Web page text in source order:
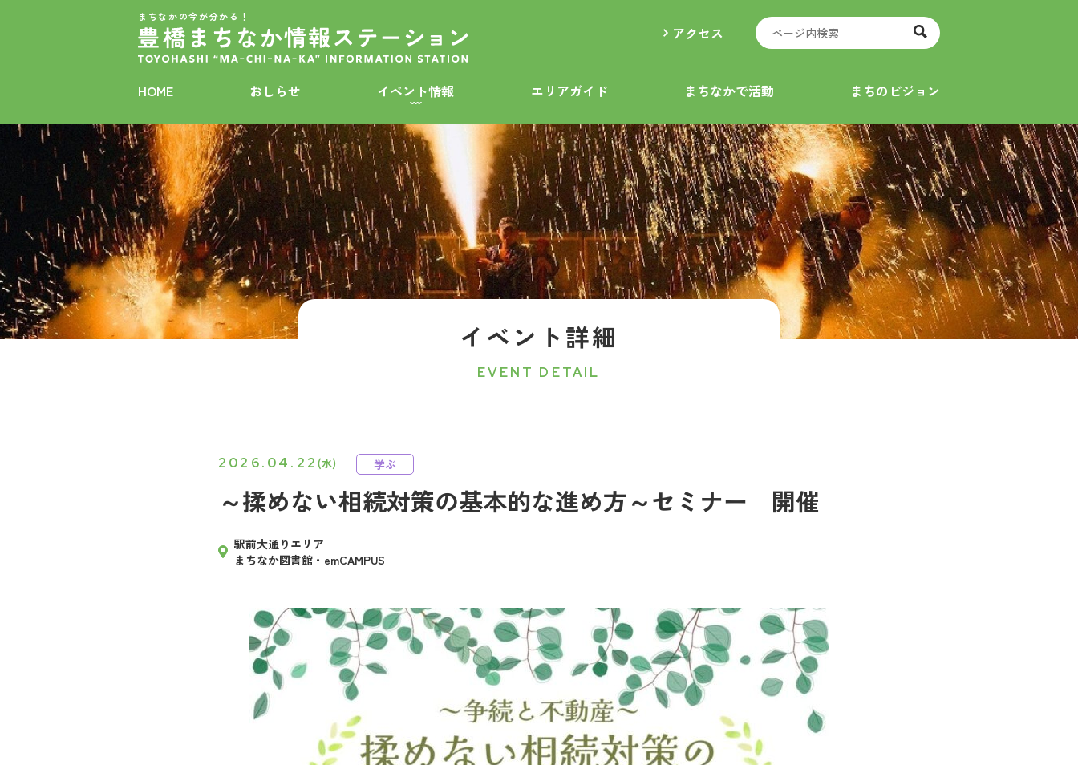
まちなかの今が分かる！
アクセス
HOME おしらせ イベント情報 エリアガイド まちなかで活動 まちのビジョン
イベント詳細
EVENT DETAIL
～揉めない相続対策の基本的な進め方～セミナー 開催
2026.04.22 (水) 学ぶ
駅前大通りエリア
まちなか図書館・emCAMPUS